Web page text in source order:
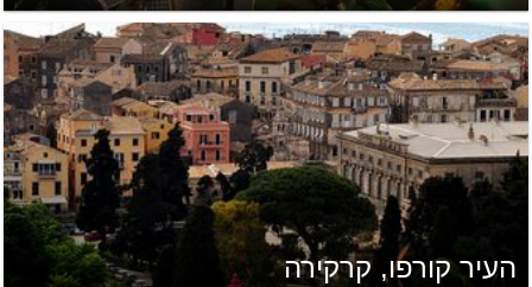
העיר קורפו, קרקירה